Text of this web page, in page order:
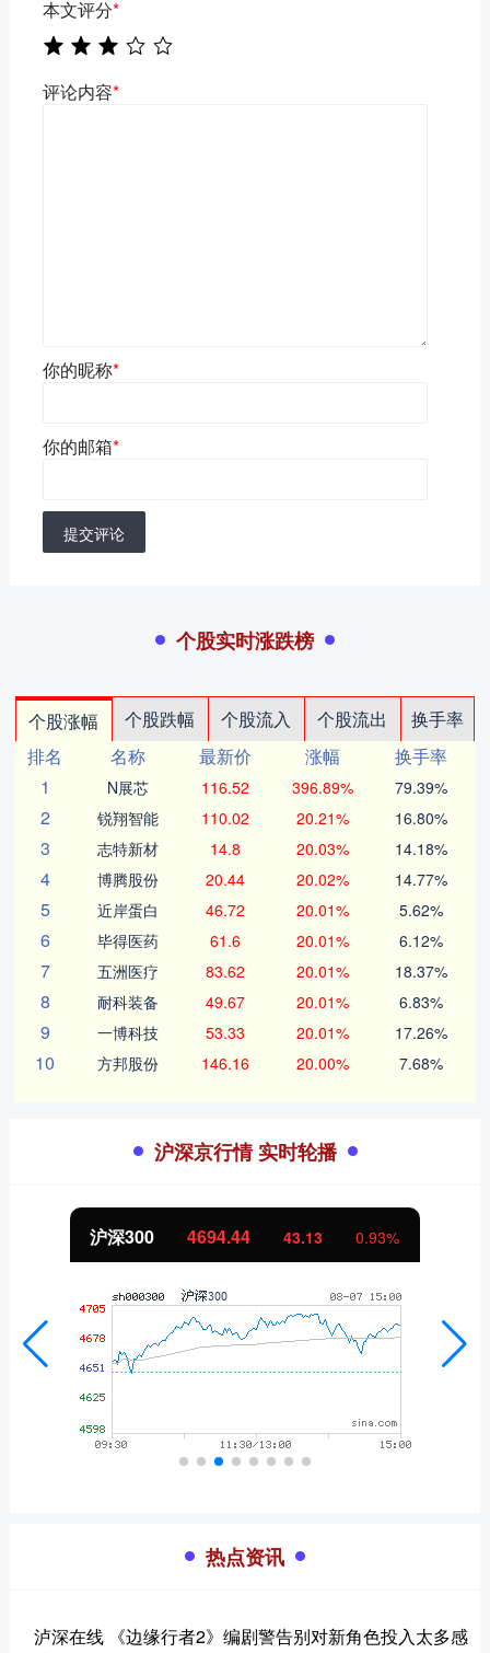
本文评分*
评论内容*
你的昵称*
你的邮箱*
提交评论
个股实时涨跌榜
个股涨幅 个股跌幅 个股流入 个股流出
换手率
排名
名称 最新价 涨幅
换手率
1
N展芯 116.52 396.89% 79.39%
2 锐翔智能 110.02 20.21% 16.80%
3 志特新材 14.8 20.03% 14.18%
4 博腾股份 20.44 20.02% 14.77%
5 近岸蛋白 46.72 20.01% 5.62%
6 毕得医药 61.6 20.01% 6.12%
7 五洲医疗 83.62 20.01% 18.37%
8 耐科装备 49.67 20.01% 6.83%
9 一博科技 53.33 20.01% 17.26%
10 方邦股份 146.16 20.00% 7.68%
沪深京行情 实时轮播
沪深300 4694.44 43.13 0.93%
热点资讯
泸深在线 《边缘行者2》编剧警告别对新角色投入太多感